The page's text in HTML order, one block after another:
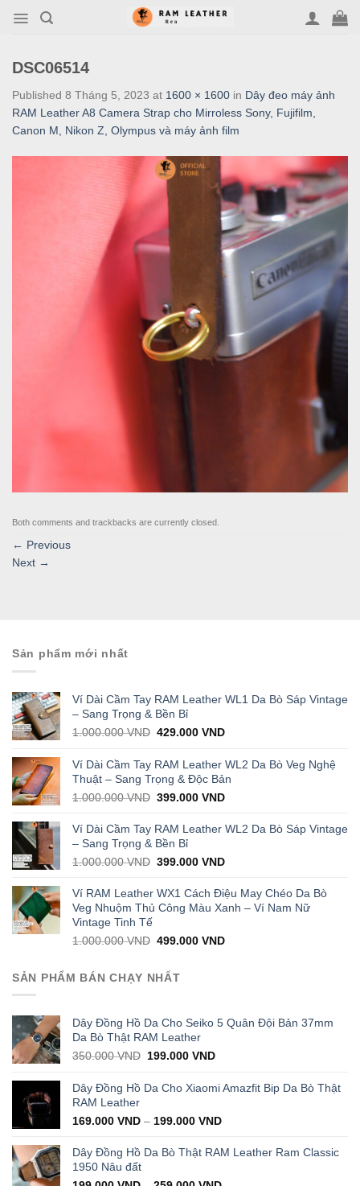
DSC06514
Published 8 Tháng 5, 2023 at 1600 × 1600 in Dây đeo máy ảnh
RAM Leather A8 Camera Strap cho Mirroless Sony, Fujifilm,
Canon M, Nikon Z, Olympus và máy ảnh film
Both comments and trackbacks are currently closed.
← Previous
Next →
Sản phẩm mới nhất
Ví Dài Cầm Tay RAM Leather WL1 Da Bò Sáp Vintage
– Sang Trọng & Bền Bỉ
1.000.000VND Original
was:
1.000.000 VND.
429.000VNDCurrent
is:
429.000 VND.
Ví Dài Cầm Tay RAM Leather WL2 Da Bò Veg Nghệ
Thuật – Sang Trọng & Độc Bản
1.000.000VND Original
was:
1.000.000 VND.
399.000VNDCurrent
is:
Ví Dài Cầm Tay RAM Leather WL2 Da Bò Sáp Vintage
– Sang Trọng & Bền Bỉ
1.000.000VND Original
was:
1.000.000 VND.
399.000VNDCurrent
is:
399.000 VND.
Ví RAM Leather WX1 Cách Điệu May Chéo Da Bò
Veg Nhuộm Thủ Công Màu Xanh – Ví Nam Nữ
Vintage Tinh Tế
1.000.000VND Original
was:
1.000.000 VND.
499.000VNDCurrent
SẢN PHẨM BÁN CHẠY NHẤT
Dây Đồng Hồ Da Cho Seiko 5 Quân Đội Bản 37mm
Da Bò Thật RAM Leather
350.000VND Original
was:
199.000VNDCurrent
is:
199.000 VND.
Dây Đồng Hồ Da Cho Xiaomi Amazfit Bip Da Bò Thật
RAM Leather
169.000 VND – 199.000 VND
Dây Đồng Hồ Da Bò Thật RAM Leather Ram Classic
1950 Nâu đất